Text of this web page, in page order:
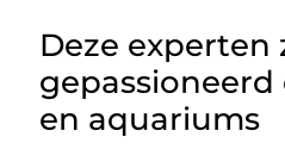
Deze experten
en aquariums